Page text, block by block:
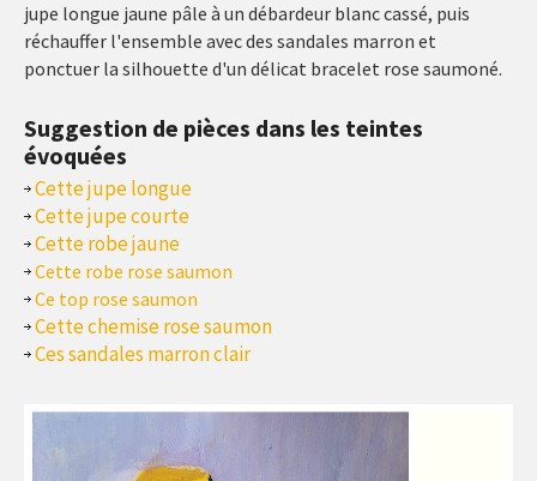
jupe longue jaune pâle à un débardeur blanc cassé, puis
réchauffer l'ensemble avec des sandales marron et
ponctuer la silhouette d'un délicat bracelet rose saumoné.
Suggestion de pièces dans les teintes
évoquées
Cette jupe longue
Cette jupe courte
Cette robe jaune
Cette robe rose saumon
Ce top rose saumon
Cette chemise rose saumon
Ces sandales marron clair